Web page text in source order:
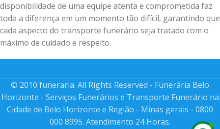
disponibilidade de uma equipe atenta e comprometida faz
toda a diferença em um momento tão difícil, garantindo que
cada aspecto do transporte funerário seja tratado com o
máximo de cuidado e respeito.
© 2010 funeraria. All Rights Reserved - Funerária Belo
Horizonte - Serviços Funerários e Transporte Funerário na
Cidade de Belo Horizonte e Região - Minas gerais - 0800
000 8995. Atendimento 24 Horas.